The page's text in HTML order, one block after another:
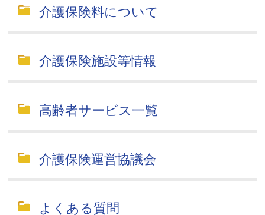
介護保険料について
介護保険施設等情報
高齢者サービス一覧
介護保険運営協議会
よくある質問